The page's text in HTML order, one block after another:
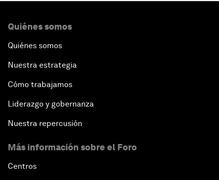
Quiénes somos
Quiénes somos
Nuestra estrategia
Cómo trabajamos
Liderazgo y gobernanza
Nuestra repercusión
Más información sobre el Foro
Centros